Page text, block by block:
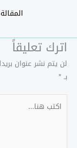
اترك تعليقاً
لن يتم نشر عنوان
بـ*
اكتب
هنا...